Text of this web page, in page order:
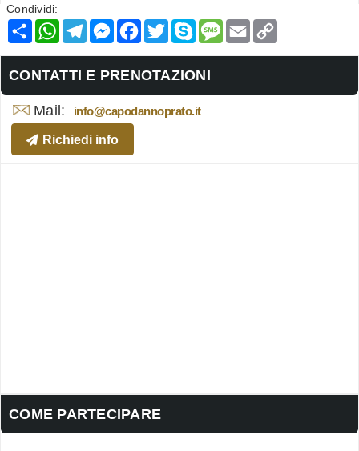
Condividi:
Condividi
WhatsApp
Telegram
Messenger
Facebook
TwitterSkypeMessage
Email
CONTATTI E PRENOTAZIONI
Mail: info@capodannoprato.it
Richiedi info
COME PARTECIPARE